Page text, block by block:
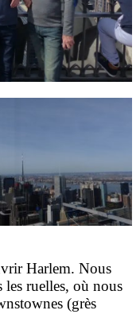
Harlem. Nous
les ruelles, où nous
(grès